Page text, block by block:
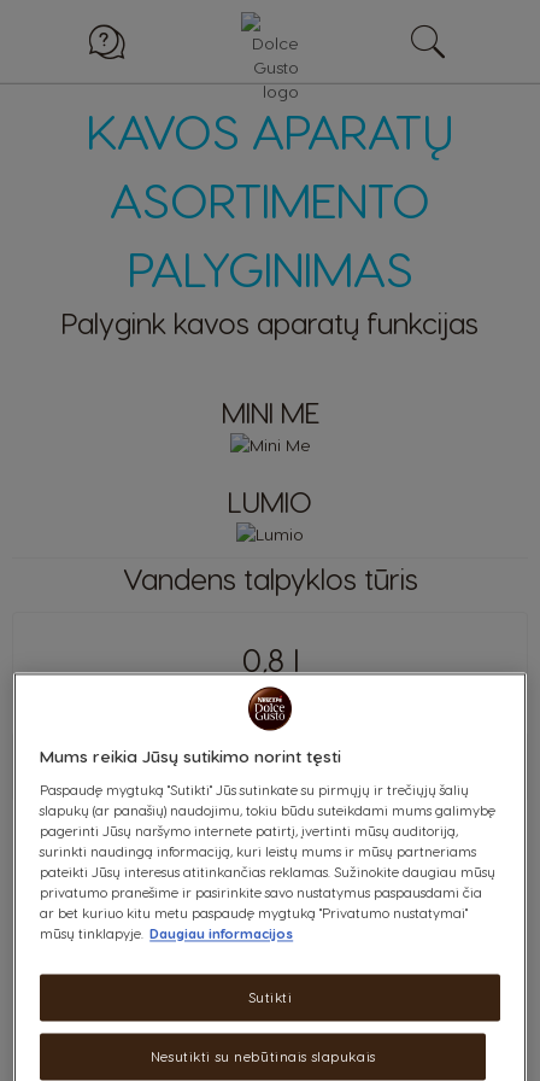
KAVOS APARATŲ
ASORTIMENTO
PALYGINIMAS
Palygink kavos aparatų funkcijas
MINI ME
LUMIO
Vandens talpyklos tūris
0,8 l
1 l
Įvairūs gėrimai
Mums reikia Jūsų sutikimo norint tęsti
Paspaudę mygtuką "Sutikti" Jūs sutinkate su pirmųjų ir trečiųjų šalių
slapukų (ar panašių) naudojimu, tokiu būdu suteikdami mums galimybę
pagerinti Jūsų naršymo internete patirtį, įvertinti mūsų auditoriją,
surinkti naudingą informaciją, kuri leistų mums ir mūsų partneriams
pateikti Jūsų interesus atitinkančias reklamas. Sužinokite daugiau mūsų
privatumo pranešime ir pasirinkite savo nustatymus paspausdami čia
ar bet kuriuo kitu metu paspaudę mygtuką "Privatumo nustatymai"
mūsų tinklapyje. Daugiau informacijos
Nesutikti su nebūtinais slapukais
Sutikti